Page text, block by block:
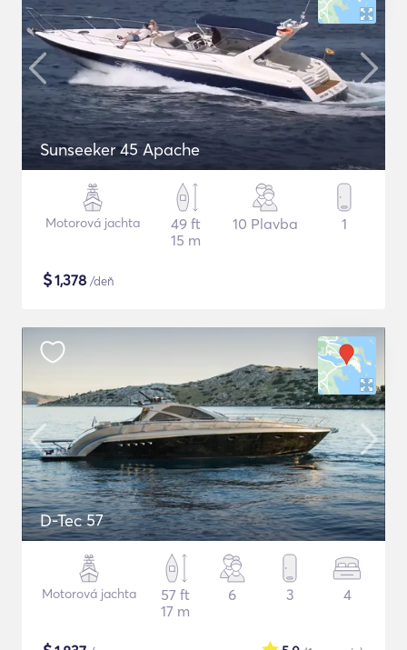
Sunseeker 45 Apache
Motorová jachta
49 ft
15 m
10 Plavba 1
$1,378 /deň
D-Tec 57
Motorová jachta
57 ft
17 m
6 3 4